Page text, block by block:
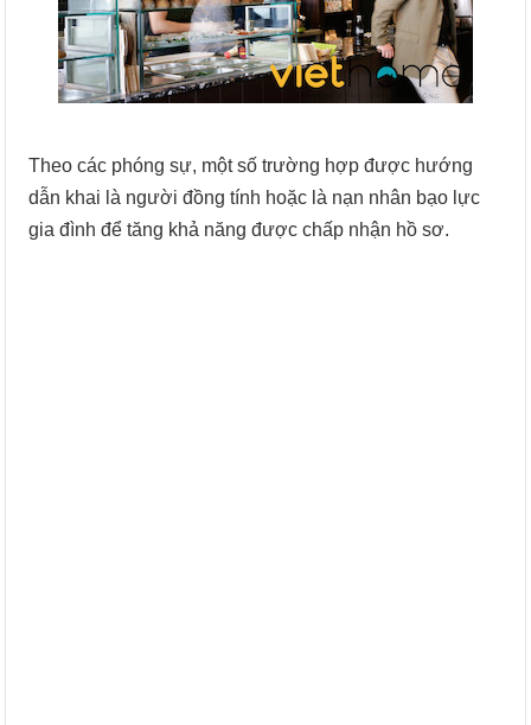
Theo các phóng sự, một số trường hợp được hướng
dẫn khai là người đồng tính hoặc là nạn nhân bạo lực
gia đình để tăng khả năng được chấp nhận hồ sơ.